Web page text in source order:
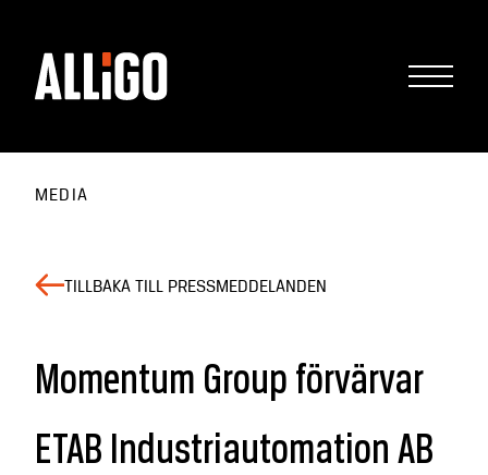
MEDIA
TILLBAKA TILL PRESSMEDDELANDEN
Momentum Group förvärvar
ETAB Industriautomation AB